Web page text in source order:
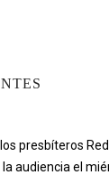
presbíteros
audiencia el